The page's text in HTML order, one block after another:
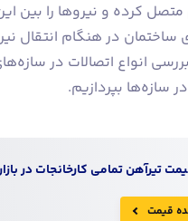
کرده و نیروها را بین
در هنگام انتقال
انواع اتصالات در
سازه‌ها بپردازیم.
تیرآهنتمامی کارخانجات در
قیمت